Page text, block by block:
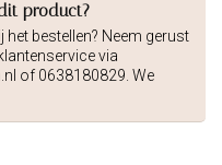
product?
het bestellen? Neem gerust
via
of 0638180829. We